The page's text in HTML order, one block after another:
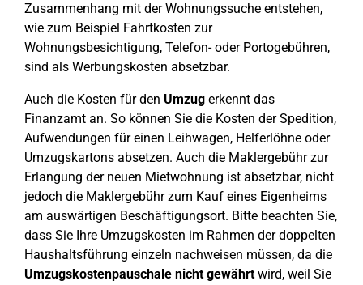
Zusammenhang mit der Wohnungssuche entstehen,
wie zum Beispiel Fahrtkosten zur
Wohnungsbesichtigung, Telefon- oder Portogebühren,
sind als Werbungskosten absetzbar.
Auch die Kosten für den Umzug erkennt das
Finanzamt an. So können Sie die Kosten der Spedition,
Aufwendungen für einen Leihwagen, Helferlöhne oder
Umzugskartons absetzen. Auch die Maklergebühr zur
Erlangung der neuen Mietwohnung ist absetzbar, nicht
jedoch die Maklergebühr zum Kauf eines Eigenheims
am auswärtigen Beschäftigungsort. Bitte beachten Sie,
dass Sie Ihre Umzugskosten im Rahmen der doppelten
Haushaltsführung einzeln nachweisen müssen, da die
Umzugskostenpauschale nicht gewährtwird, weil Sie